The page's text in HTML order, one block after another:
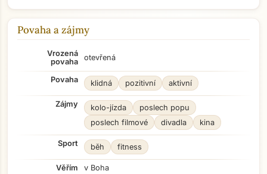
Povaha a zájmy
Vrozená
povaha
otevřená
Povaha klidná pozitivní aktivní
Zájmy kolo-jízda
poslech popu
poslech filmové
divadla kina
Sport běh fitness
Věřím
v Boha